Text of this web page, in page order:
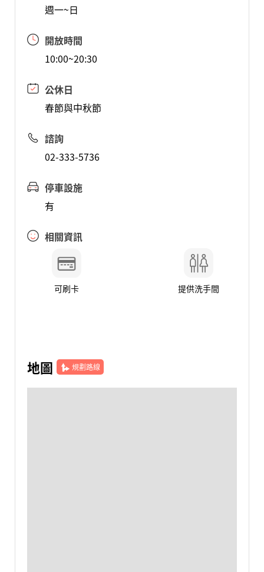
週一~日
開放時間
10:00~20:30
公休日
春節與中秋節
諮詢
02-333-5736
停車設施
有
相關資訊
可刷卡 提供洗手間
地圖 規劃路線